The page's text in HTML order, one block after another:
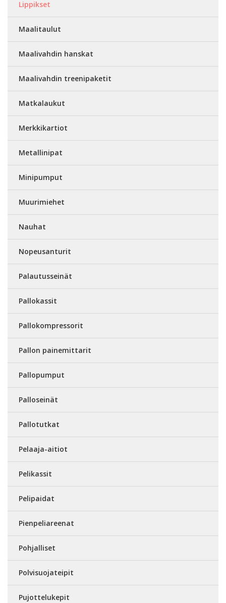
Lippikset
Maalitaulut
Maalivahdin hanskat
Maalivahdin treenipaketit
Matkalaukut
Merkkikartiot
Metallinipat
Minipumput
Muurimiehet
Nauhat
Nopeusanturit
Palautusseinät
Pallokassit
Pallokompressorit
Pallon painemittarit
Pallopumput
Palloseinät
Pallotutkat
Pelaaja-aitiot
Pelikassit
Pelipaidat
Pienpeliareenat
Pohjalliset
Polvisuojateipit
Pujottelukepit